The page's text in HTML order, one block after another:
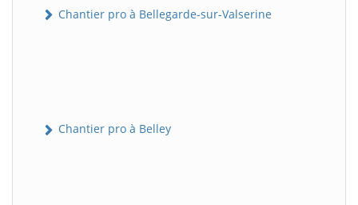
Chantier pro à Bellegarde-sur-Valserine
Chantier pro à Belley